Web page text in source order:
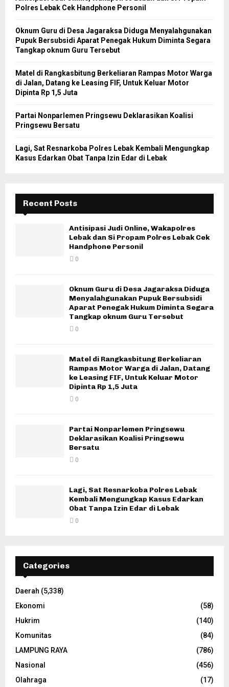
Polres Lebak Cek Handphone Personil
Oknum Guru di Desa Jagaraksa Diduga Menyalahgunakan
Pupuk Bersubsidi Aparat Penegak Hukum Diminta Segara
Tangkap oknum Guru Tersebut
Matel di Rangkasbitung Berkeliaran Rampas Motor Warga
di Jalan, Datang ke Leasing FIF, Untuk Keluar Motor
Dipinta Rp 1,5 Juta
Partai Nonparlemen Pringsewu Deklarasikan Koalisi
Pringsewu Bersatu
Lagi, Sat Resnarkoba Polres Lebak Kembali Mengungkap
Kasus Edarkan Obat Tanpa Izin Edar di Lebak
Recent Posts
Antisipasi Judi Online, Wakapolres
Lebak dan Si Propam Polres Lebak Cek
Handphone Personil
0
Oknum Guru di Desa Jagaraksa Diduga
Menyalahgunakan Pupuk Bersubsidi
Aparat Penegak Hukum Diminta Segara
Tangkap oknum Guru Tersebut
0
Matel di Rangkasbitung Berkeliaran
Rampas Motor Warga di Jalan, Datang
ke Leasing FIF, Untuk Keluar Motor
Dipinta Rp 1,5 Juta
0
Partai Nonparlemen Pringsewu
Deklarasikan Koalisi Pringsewu
Bersatu
0
Lagi, Sat Resnarkoba Polres Lebak
Kembali Mengungkap Kasus Edarkan
Obat Tanpa Izin Edar di Lebak
0
Categories
Daerah (5,338)
Ekonomi
(58)
Hukrim
(140)
Komunitas
(84)
LAMPUNG RAYA
(786)
Nasional
(456)
Olahraga
(17)